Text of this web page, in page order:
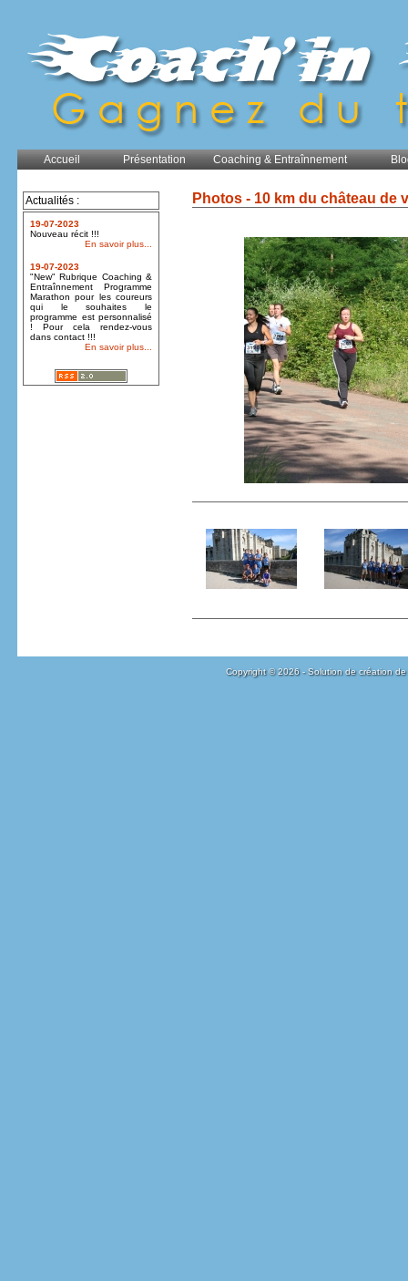
Accueil Présentation Coaching & Entraînnement
Actualités :
19-07-2023
Nouveau récit !!!
En savoir plus...
19-07-2023
"New" Rubrique Coaching &
Entraînnement Programme
Marathon pour les coureurs
qui le souhaites le
programme est personnalisé
! Pour cela rendez-vous
dans contact !!!
En savoir plus...
Photos - 10 km du château de
Copyright © 2026 - Solution de création